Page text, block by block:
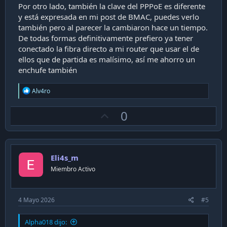
Por otro lado, también la clave del PPPoE es diferente
y está expresada en mi post de BMAC, puedes verlo
también pero al parecer la cambiaron hace un tiempo.
De todas formas definitivamente prefiero ya tener
conectado la fibra directo a mi router que usar el de
ellos que de partida es malísimo, así me ahorro un
enchufe también
R
e
a
i
o
n
s
:
Alv4ro
p
v
0
Eli4s_m
Miembro Activo
4 Mayo 2026 #5
Alpha018 dijo: